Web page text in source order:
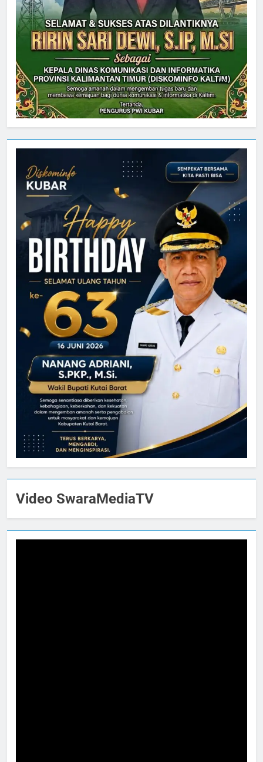
Video SwaraMediaTV